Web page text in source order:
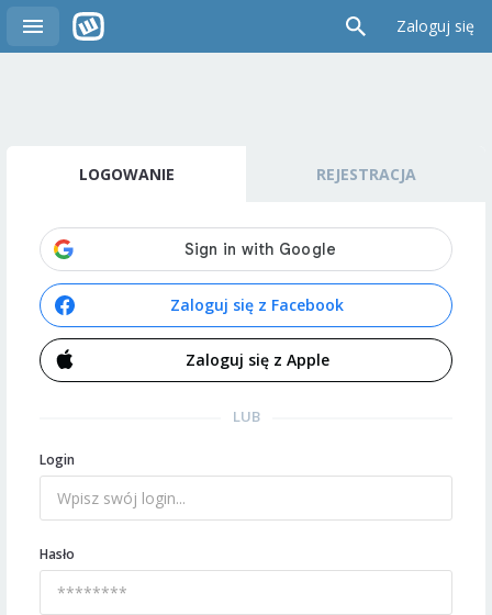
Zaloguj się
LOGOWANIE REJESTRACJA
Zaloguj się z Facebook
Zaloguj się z Apple
LUB
Login
Hasło